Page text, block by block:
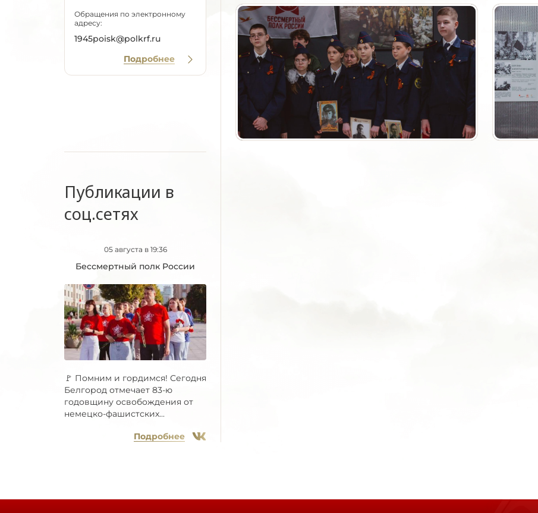
Обращения по электронному
адресу:
1945poisk@polkrf.ru
Подробнее
Публикации в
соц.сетях
05 августа в 19:36
Бессмертный полк России
🚩 Помним и гордимся! Сегодня
Белгород отмечает 83-ю
годовщину освобождения от
немецко-фашистских...
Подробнее